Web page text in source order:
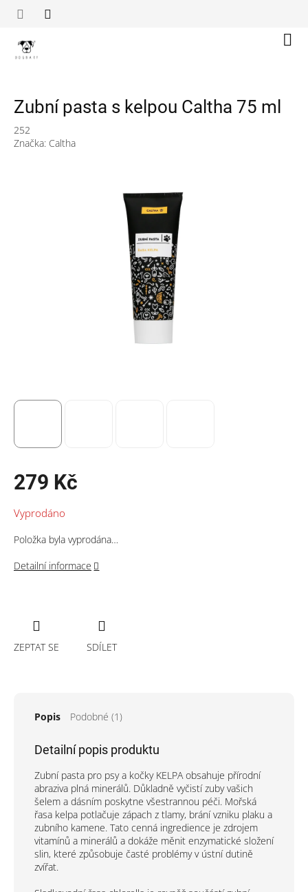
Zubní pasta s kelpou Caltha 75 ml
252
Značka: Caltha
279 Kč
cena:
Vyprodáno
Položka byla vyprodána…
Detailní informace
ZEPTAT SE SDÍLET
Popis Podobné (1)
Detailní popis produktu
Zubní pasta pro psy a kočky KELPA obsahuje přírodní
abraziva plná minerálů. Důkladně vyčistí zuby vašich
šelem a dásním poskytne všestrannou péči. Mořská
řasa kelpa potlačuje zápach z tlamy, brání vzniku plaku a
zubního kamene. Tato cenná ingredience je zdrojem
vitamínů a minerálů a dokáže měnit enzymatické složení
slin, které způsobuje časté problémy v ústní dutině
zvířat.